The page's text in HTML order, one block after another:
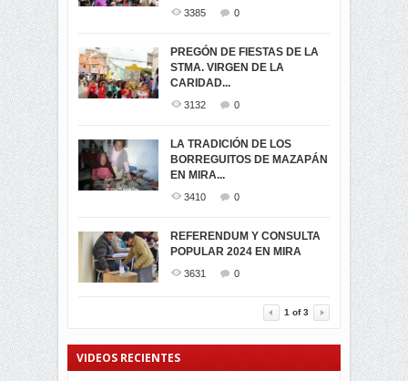
3385 0
PREGÓN DE FIESTAS DE LA
STMA. VIRGEN DE LA
CARIDAD...
3132 0
LA TRADICIÓN DE LOS
BORREGUITOS DE MAZAPÁN
EN MIRA...
3410 0
REFERENDUM Y CONSULTA
POPULAR 2024 EN MIRA
3631 0
-ENCENDIDO DEL ARBOL DE
...
MIRA
3438
TRIUNFO DE...
M...
ELECCION CRUCIAL:
SEGUNDA VUELTA
PRESIDENCIAL EL 1...
VIRTUALES ASAMBLEISTAS
POR LA PROVINCIA DEL
CARCHI...
MIRA.EC FUE
GALARDONADA
1 of3
VIDEOS RECIENTES